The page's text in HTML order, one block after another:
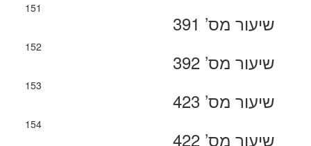
151
שיעור מס’ 391
152
שיעור מס’ 392
153
שיעור מס’ 423
154
שיעור מס’ 422